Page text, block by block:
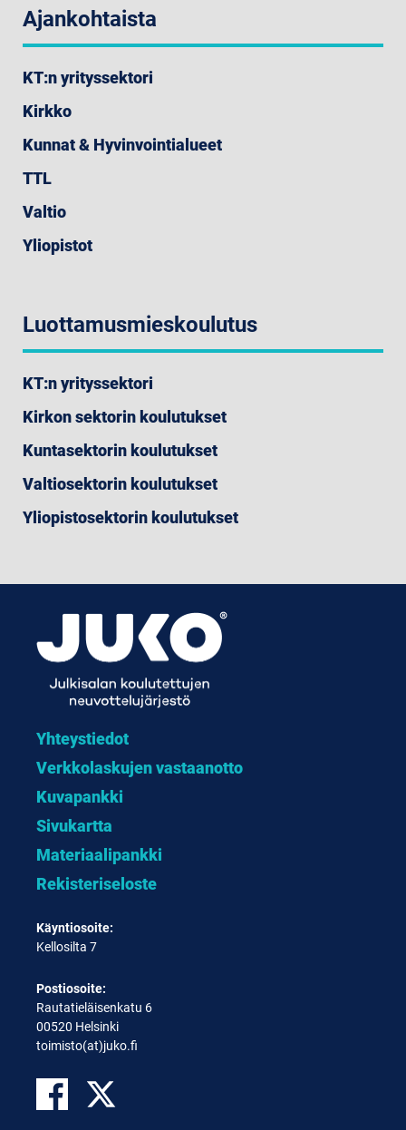
Ajankohtaista
KT:n yrityssektori
Kirkko
Kunnat & Hyvinvointialueet
TTL
Valtio
Yliopistot
Luottamusmieskoulutus
KT:n yrityssektori
Kirkon sektorin koulutukset
Kuntasektorin koulutukset
Valtiosektorin koulutukset
Yliopistosektorin koulutukset
Yhteystiedot
Verkkolaskujen vastaanotto
Kuvapankki
Sivukartta
Materiaalipankki
Rekisteriseloste
Käyntiosoite:
Kellosilta 7
Postiosoite:
Rautatieläisenkatu 6
00520 Helsinki
toimisto(at)juko.fi